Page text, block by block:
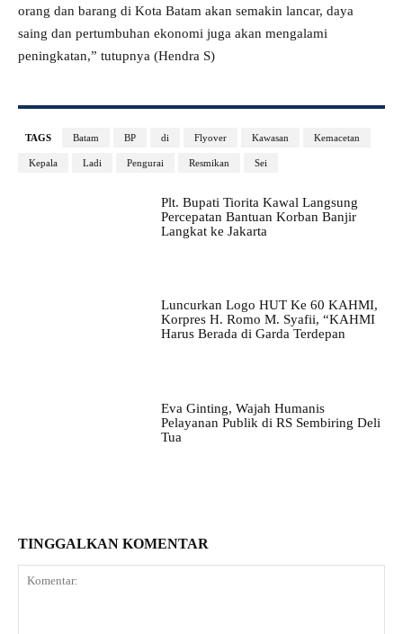
orang dan barang di Kota Batam akan semakin lancar, daya
saing dan pertumbuhan ekonomi juga akan mengalami
peningkatan,” tutupnya (Hendra S)
TAGS Batam BP di Flyover Kawasan Kemacetan
Kepala Ladi Pengurai Resmikan Sei
Plt. Bupati Tiorita Kawal Langsung
Percepatan Bantuan Korban Banjir
Langkat ke Jakarta
Luncurkan Logo HUT Ke 60 KAHMI,
Korpres H. Romo M. Syafii, “KAHMI
Harus Berada di Garda Terdepan
Eva Ginting, Wajah Humanis
Pelayanan Publik di RS Sembiring Deli
Tua
TINGGALKAN KOMENTAR